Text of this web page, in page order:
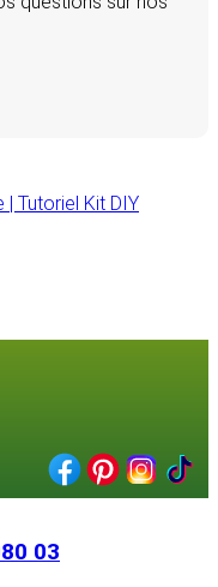
Tutoriel Kit DIY
03